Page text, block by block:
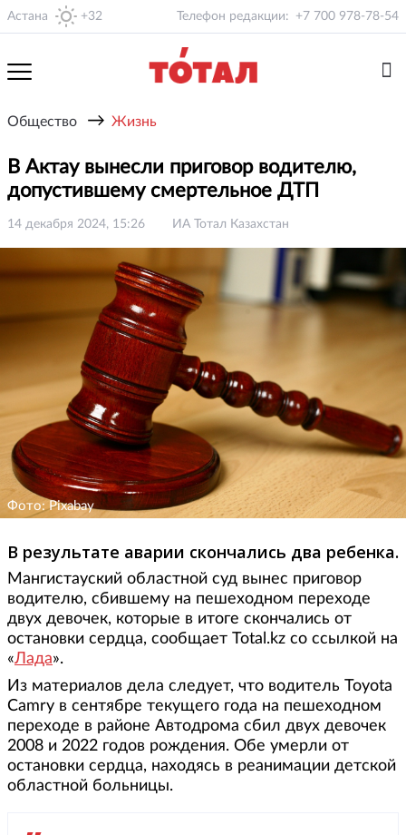
Астана +32 Телефон редакции: +7 700 978-78-54
Общество → Жизнь
В Актау вынесли приговор водителю,
допустившему смертельное ДТП
14 декабря 2024, 15:26 ИА Тотал Казахстан
Фото: Pixabay
В результате аварии скончались два ребенка.
Мангистауский областной суд вынес приговор
водителю, сбившему на пешеходном переходе
двух девочек, которые в итоге скончались от
остановки сердца, сообщает Total.kz со ссылкой на
«Лада».
Из материалов дела следует, что водитель Toyota
Camry в сентябре текущего года на пешеходном
переходе в районе Автодрома сбил двух девочек
2008 и 2022 годов рождения. Обе умерли от
остановки сердца, находясь в реанимации детской
областной больницы.